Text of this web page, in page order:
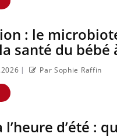
: le
santé du bébé
| Par Sophie Raffin
l’heure d’été :